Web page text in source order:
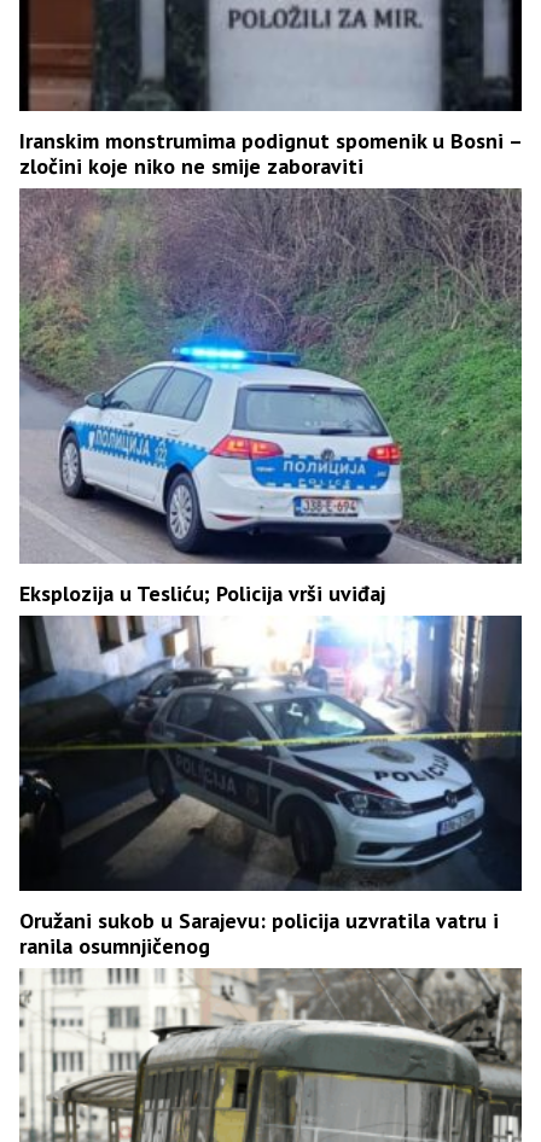
Iranskim monstrumima podignut spomenik u Bosni –
zločini koje niko ne smije zaboraviti
Eksplozija u Tesliću; Policija vrši uviđaj
Oružani sukob u Sarajevu: policija uzvratila vatru i
ranila osumnjičenog